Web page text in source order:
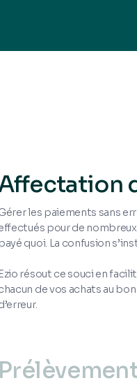
les paiements sans
pour de
payé quoi. La confusion
Ezio résout ce souci en
de vos achats au